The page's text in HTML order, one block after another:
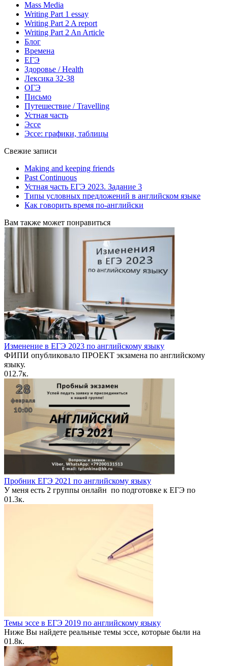
Mass Media
Writing Part 1 essay
Writing Part 2 A report
Writing Part 2 An Article
Блог
Времена
ЕГЭ
Здоровье / Health
Лексика 32-38
ОГЭ
Письмо
Путешествие / Travelling
Устная часть
Эссе
Эссе: графики, таблицы
Свежие записи
Making and keeping friends
Past Continuous
Устная часть ЕГЭ 2023. Задание 3
Типы условных предложений в английском языке
Как говорить время по-английски
Вам также может понравиться
Изменение в ЕГЭ 2023 по английскому языку
ФИПИ опубликовало ПРОЕКТ экзамена по английскому
языку.
012.7к.
Пробник ЕГЭ 2021 по английскому языку
У меня есть 2 группы онлайн по подготовке к ЕГЭ по
01.3к.
Темы эссе в ЕГЭ 2019 по английскому языку
Ниже Вы найдете реальные темы эссе, которые были на
01.8к.